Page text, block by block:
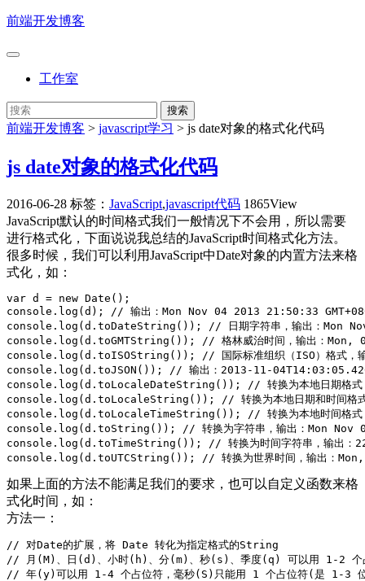
前端开发博客
工作室
前端开发博客 > javascript学习 > js date对象的格式化代码
js date对象的格式化代码
2016-06-28 标签： JavaScript,javascript代码 1865View
JavaScript默认的时间格式我们一般情况下不会用，所以需要
进行格式化，下面说说我总结的JavaScript时间格式化方法。
很多时候，我们可以利用JavaScript中Date对象的内置方法来格
式化，如：
var d = new Date();
console.log(d); // 输出：Mon Nov 04 2013 21:50:33
console.log(d.toDateString()); // 日期字符串，输出：Mon
console.log(d.toGMTString()); // 格林威治时间，输出：Mon,
console.log(d.toISOString()); // 国际标准组织（ISO）格式，
console.log(d.toJSON()); // 输出：2013-11-
console.log(d.toLocaleDateString()); // 转换为本地日期格式，
console.log(d.toLocaleString()); // 转换为本地日期和时间格式，
console.log(d.toLocaleTimeString()); // 转换为本地时间格式，
console.log(d.toString()); // 转换为字符串，输出：Mon Nov
console.log(d.toTimeString()); // 转换为时间字符串，输出：
console.log(d.toUTCString()); // 转换为世界时间，输出：
如果上面的方法不能满足我们的要求，也可以自定义函数来格
式化时间，如：
方法一：
// 对Date的扩展，将 Date 转化为指定格式的String
// 月(M)、日(d)、小时(h)、分(m)、秒(s)、季度(q) 可以用 1-2 个
// 年(y)可以用 1-4 个占位符，毫秒(S)只能用 1 个占位符(是 1-3